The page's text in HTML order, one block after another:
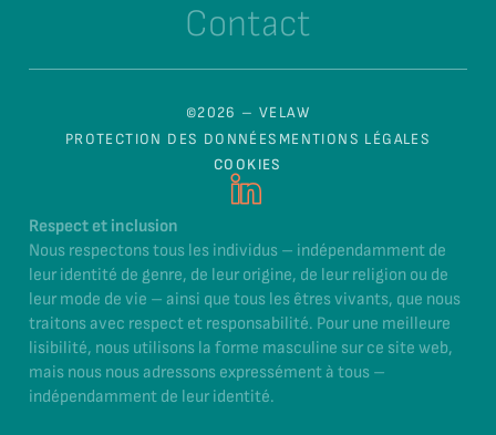
Contact
©2026 – VELAW
PROTECTION DES DONNÉES MENTIONS LÉGALES
COOKIES
Respect et inclusion
Nous respectons tous les individus – indépendamment de
leur identité de genre, de leur origine, de leur religion ou de
leur mode de vie – ainsi que tous les êtres vivants, que nous
traitons avec respect et responsabilité. Pour une meilleure
lisibilité, nous utilisons la forme masculine sur ce site web,
mais nous nous adressons expressément à tous –
indépendamment de leur identité.